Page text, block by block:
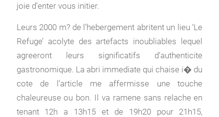
joie d’enter vous initier.
Leurs 2000 m? de l’hebergement abritent un lieu ‘Le
Refuge’ acolyte des artefacts inoubliables lequel
agreeront leurs significatifs d’authenticite
gastronomique. La abri immediate qui chaise i� du
cote de l’article me affermisse une touche
chaleureuse ou bon. Il va ramene sans relache en
tenant 12h a 13h15 et de 19h20 pour 21h15,